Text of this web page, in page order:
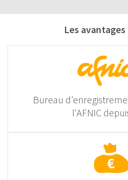
Les avantages
Bureau
l'AFNIC